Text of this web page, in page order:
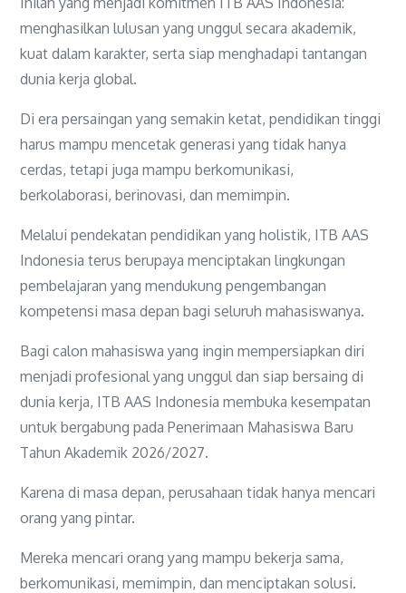
menghasilkan lulusan yang unggul secara akademik,
kuat dalam karakter, serta siap menghadapi tantangan
dunia kerja global.
Di era persaingan yang semakin ketat, pendidikan tinggi
harus mampu mencetak generasi yang tidak hanya
cerdas, tetapi juga mampu berkomunikasi,
berkolaborasi, berinovasi, dan memimpin.
Melalui pendekatan pendidikan yang holistik, ITB AAS
Indonesia terus berupaya menciptakan lingkungan
pembelajaran yang mendukung pengembangan
kompetensi masa depan bagi seluruh mahasiswanya.
Bagi calon mahasiswa yang ingin mempersiapkan diri
menjadi profesional yang unggul dan siap bersaing di
dunia kerja, ITB AAS Indonesia membuka kesempatan
untuk bergabung pada Penerimaan Mahasiswa Baru
Tahun Akademik 2026/2027.
Karena di masa depan, perusahaan tidak hanya mencari
orang yang pintar.
Mereka mencari orang yang mampu bekerja sama,
berkomunikasi, memimpin, dan menciptakan solusi.